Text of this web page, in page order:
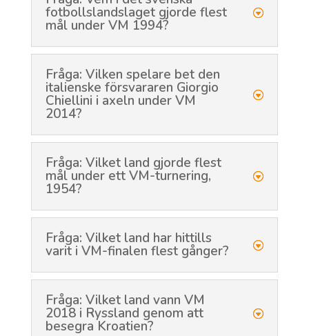
fotbollslandslaget gjorde flest
mål under VM 1994?
Fråga: Vilken spelare bet den
italienske försvararen Giorgio
Chiellini i axeln under VM
2014?
Fråga: Vilket land gjorde flest
mål under ett VM-turnering,
1954?
Fråga: Vilket land har hittills
varit i VM-finalen flest gånger?
Fråga: Vilket land vann VM
2018 i Ryssland genom att
besegra Kroatien?